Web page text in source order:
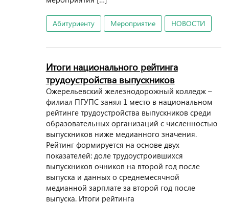
Абитуриенту Мероприятие НОВОСТИ
Итоги национального рейтинга
трудоустройства выпускников
Ожерельевский железнодорожный колледж –
филиал ПГУПС занял 1 место в национальном
рейтинге трудоустройства выпускников среди
образовательных организаций с численностью
выпускников ниже медианного значения.
Рейтинг формируется на основе двух
показателей: доле трудоустроившихся
выпускников очников на второй год после
выпуска и данных о среднемесячной
медианной зарплате за второй год после
выпуска. Итоги рейтинга